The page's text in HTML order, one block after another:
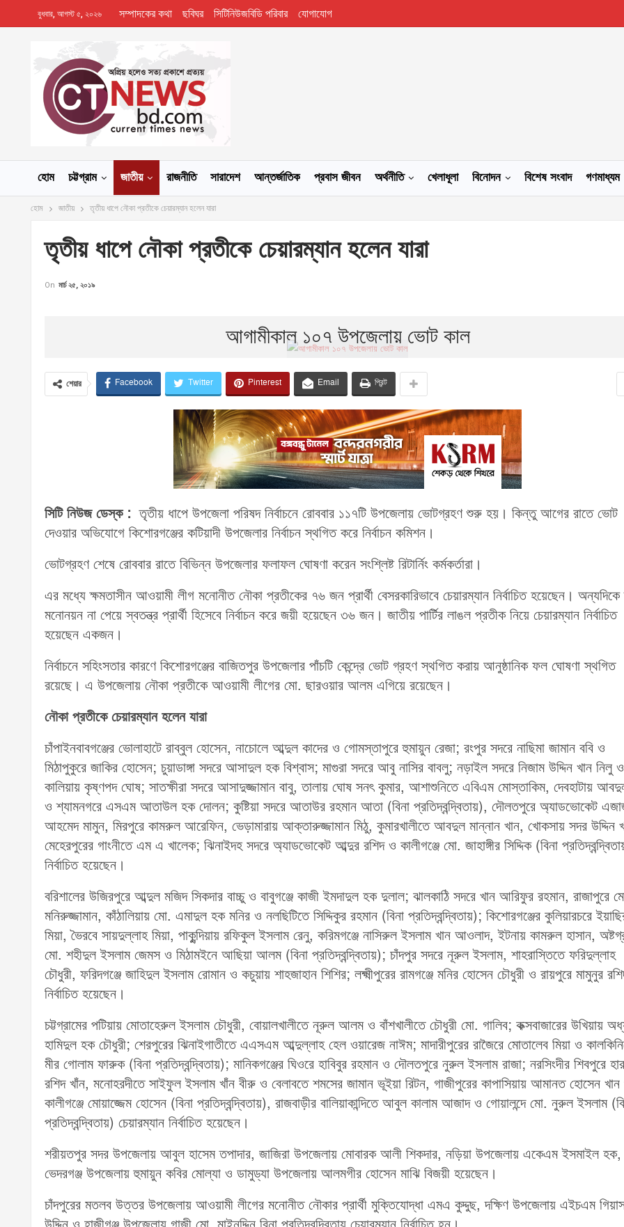
বুধবার, আগস্ট ৫, ২০২৬ সম্পাদকের কথা ছবিঘর সিটিনিউজবিডি পরিবার যোগাযোগ
হোম চট্টগ্রাম জাতীয় রাজনীতি সারাদেশ আন্তর্জাতিক প্রবাস জীবন অর্থনীতি খেলাধূলা বিনোদন বিশেষ সংবাদ গণমাধ্যম
হোম জাতীয় তৃতীয় ধাপে নৌকা প্রতীকে চেয়ারম্যান হলেন যারা
তৃতীয় ধাপে নৌকা প্রতীকে চেয়ারম্যান হলেন যারা
On মার্চ ২৫, ২০১৯
আগামীকাল ১০৭ উপজেলায় ভোট কাল
শেয়ার Facebook Twitter Pinterest Email প্রিন্ট
সিটি নিউজ ডেস্ক : তৃতীয় ধাপে উপজেলা পরিষদ নির্বাচনে রোববার ১১৭টি উপজেলায় ভোটগ্রহণ শুরু হয়। কিন্তু আগের রাতে ভোট
দেওয়ার অভিযোগে কিশোরগঞ্জের কটিয়াদী উপজেলার নির্বাচন স্থগিত করে নির্বাচন কমিশন।
ভোটগ্রহণ শেষে রোববার রাতে বিভিন্ন উপজেলার ফলাফল ঘোষণা করেন সংশ্লিষ্ট রিটার্নিং কর্মকর্তারা।
এর মধ্যে ক্ষমতাসীন আওয়ামী লীগ মনোনীত নৌকা প্রতীকের ৭৬ জন প্রার্থী বেসরকারিভাবে চেয়ারম্যান নির্বাচিত হয়েছেন।
মনোনয়ন না পেয়ে স্বতন্ত্র প্রার্থী হিসেবে নির্বাচন করে জয়ী হয়েছেন ৩৬ জন। জাতীয় পার্টির লাঙল প্রতীক নিয়ে চেয়ারম্যান নির্বাচিত
হয়েছেন একজন।
নির্বাচনে সহিংসতার কারণে কিশোরগঞ্জের বাজিতপুর উপজেলার পাঁচটি কেন্দ্রে ভোট গ্রহণ স্থগিত করায় আনুষ্ঠানিক ফল ঘোষণা স্থগিত
রয়েছে। এ উপজেলায় নৌকা প্রতীকে আওয়ামী লীগের মো. ছারওয়ার আলম এগিয়ে রয়েছেন।
নৌকা প্রতীকে চেয়ারম্যান হলেন যারা
চাঁপাইনবাবগঞ্জের ভোলাহাটে রাব্বুল হোসেন, নাচোলে আব্দুল কাদের ও গোমস্তাপুরে হুমায়ুন রেজা; রংপুর সদরে নাছিমা জামান ববি ও
মিঠাপুকুরে জাকির হোসেন; চুয়াডাঙ্গা সদরে আসাদুল হক বিশ্বাস; মাগুরা সদরে আবু নাসির বাবলু; নড়াইল সদরে নিজাম উদ্দিন খান নিলু ও
কালিয়ায় কৃষ্ণপদ ঘোষ; সাতক্ষীরা সদরে আসাদুজ্জামান বাবু, তালায় ঘোষ সনৎ কুমার, আশাশুনিতে এবিএম মোস্তাকিম, দেবহাটায়
ও শ্যামনগরে এসএম আতাউল হক দোলন; কুষ্টিয়া সদরে আতাউর রহমান আতা (বিনা প্রতিদ্বন্দ্বিতায়), দৌলতপুরে অ্যাডভোকেট
আহমেদ মামুন, মিরপুরে কামরুল আরেফিন, ভেড়ামারায় আক্তারুজ্জামান মিঠু, কুমারখালীতে আবদুল মান্নান খান, খোকসায় সদর উদ্দিন
মেহেরপুরের গাংনীতে এম এ খালেক; ঝিনাইদহ সদরে অ্যাডভোকেট আব্দুর রশিদ ও কালীগঞ্জে মো. জাহাঙ্গীর সিদ্দিক (বিনা
নির্বাচিত হয়েছেন।
বরিশালের উজিরপুরে আব্দুল মজিদ সিকদার বাচ্চু ও বাবুগঞ্জে কাজী ইমদাদুল হক দুলাল; ঝালকাঠি সদরে খান আরিফুর রহমান, রাজাপুরে
মনিরুজ্জামান, কাঁঠালিয়ায় মো. এমাদুল হক মনির ও নলছিটিতে সিদ্দিকুর রহমান (বিনা প্রতিদ্বন্দ্বিতায়); কিশোরগঞ্জের কুলিয়ারচরে
মিয়া, ভৈরবে সায়দুল্লাহ মিয়া, পাকুন্দিয়ায় রফিকুল ইসলাম রেনু, করিমগঞ্জে নাসিরুল ইসলাম খান আওলাদ, ইটনায় কামরুল হাসান,
মো. শহীদুল ইসলাম জেমস ও মিঠামইনে আছিয়া আলম (বিনা প্রতিদ্বন্দ্বিতায়); চাঁদপুর সদরে নূরুল ইসলাম, শাহরাস্তিতে ফরিদুল্লাহ
চৌধুরী, ফরিদগঞ্জে জাহিদুল ইসলাম রোমান ও কচুয়ায় শাহজাহান শিশির; লক্ষ্মীপুরের রামগঞ্জে মনির হোসেন চৌধুরী ও রায়পুরে মামুনুর
নির্বাচিত হয়েছেন।
চট্টগ্রামের পটিয়ায় মোতাহেরুল ইসলাম চৌধুরী, বোয়ালখালীতে নূরুল আলম ও বাঁশখালীতে চৌধুরী মো. গালিব; কক্সবাজারের উখিয়ায়
হামিদুল হক চৌধুরী; শেরপুরের ঝিনাইগাতীতে এএসএম আব্দুল্লাহ হেল ওয়ারেজ নাঈম; মাদারীপুরের রাজৈরে মোতালেব মিয়া ও
মীর গোলাম ফারুক (বিনা প্রতিদ্বন্দ্বিতায়); মানিকগঞ্জের ঘিওরে হাবিবুর রহমান ও দৌলতপুরে নুরুল ইসলাম রাজা; নরসিংদীর শিবপুরে
রশিদ খাঁন, মনোহরদীতে সাইফুল ইসলাম খাঁন বীরু ও বেলাবতে শমসের জামান ভূইয়া রিটন, গাজীপুরের কাপাসিয়ায় আমানত হোসেন
কালীগঞ্জে মোয়াজ্জেম হোসেন (বিনা প্রতিদ্বন্দ্বিতায়), রাজবাড়ীর বালিয়াকান্দিতে আবুল কালাম আজাদ ও গোয়ালন্দে মো. নুরুল ইসলাম
প্রতিদ্বন্দ্বিতায়) চেয়ারম্যান নির্বাচিত হয়েছেন।
শরীয়তপুর সদর উপজেলায় আবুল হাসেম তপাদার, জাজিরা উপজেলায় মোবারক আলী শিকদার, নড়িয়া উপজেলায় একেএম ইসমাইল হক,
ভেদরগঞ্জ উপজেলায় হুমায়ুন কবির মোল্যা ও ডামুড্যা উপজেলায় আলমগীর হোসেন মাঝি বিজয়ী হয়েছেন।
চাঁদপুরের মতলব উত্তর উপজেলায় আওয়ামী লীগের মনোনীত নৌকার প্রার্থী মুক্তিযোদ্ধা এমএ কুদ্দুছ, দক্ষিণ উপজেলায় এইচএম